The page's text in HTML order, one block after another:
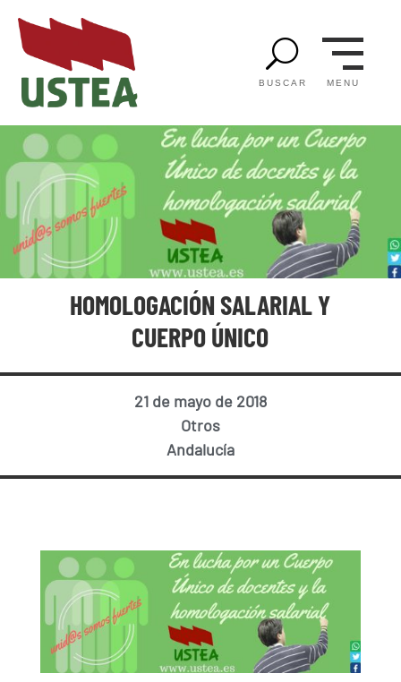
U
BUSCAR MENU
HOMOLOGACIÓN SALARIAL Y
CUERPO ÚNICO
21 de mayo de 2018
Otros
Andalucía